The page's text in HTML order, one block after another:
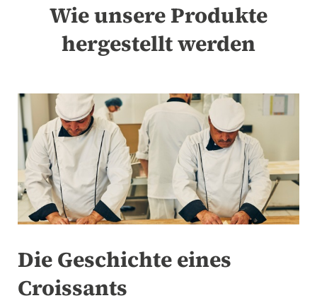
Wie unsere Produkte
hergestellt werden
Die Geschichte eines
Croissants